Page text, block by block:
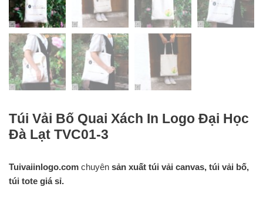
Túi Vải Bố Quai Xách In Logo Đại Học
Đà Lạt TVC01-3
Tuivaiinlogo.com chuyên sản xuất túi vải canvas, túi vải bố,
túi tote giá sỉ.